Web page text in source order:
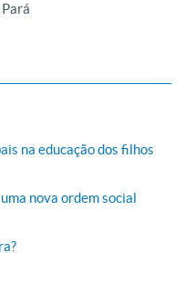
na educação dos filhos
nova ordem social